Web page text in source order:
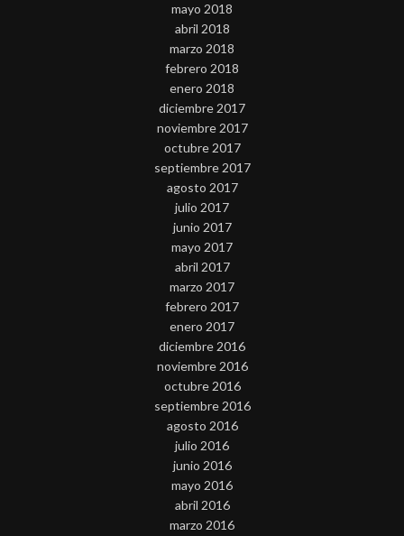
mayo 2018
abril 2018
marzo 2018
febrero 2018
enero 2018
diciembre 2017
noviembre 2017
octubre 2017
septiembre 2017
agosto 2017
julio 2017
junio 2017
mayo 2017
abril 2017
marzo 2017
febrero 2017
enero 2017
diciembre 2016
noviembre 2016
octubre 2016
septiembre 2016
agosto 2016
julio 2016
junio 2016
mayo 2016
abril 2016
marzo 2016